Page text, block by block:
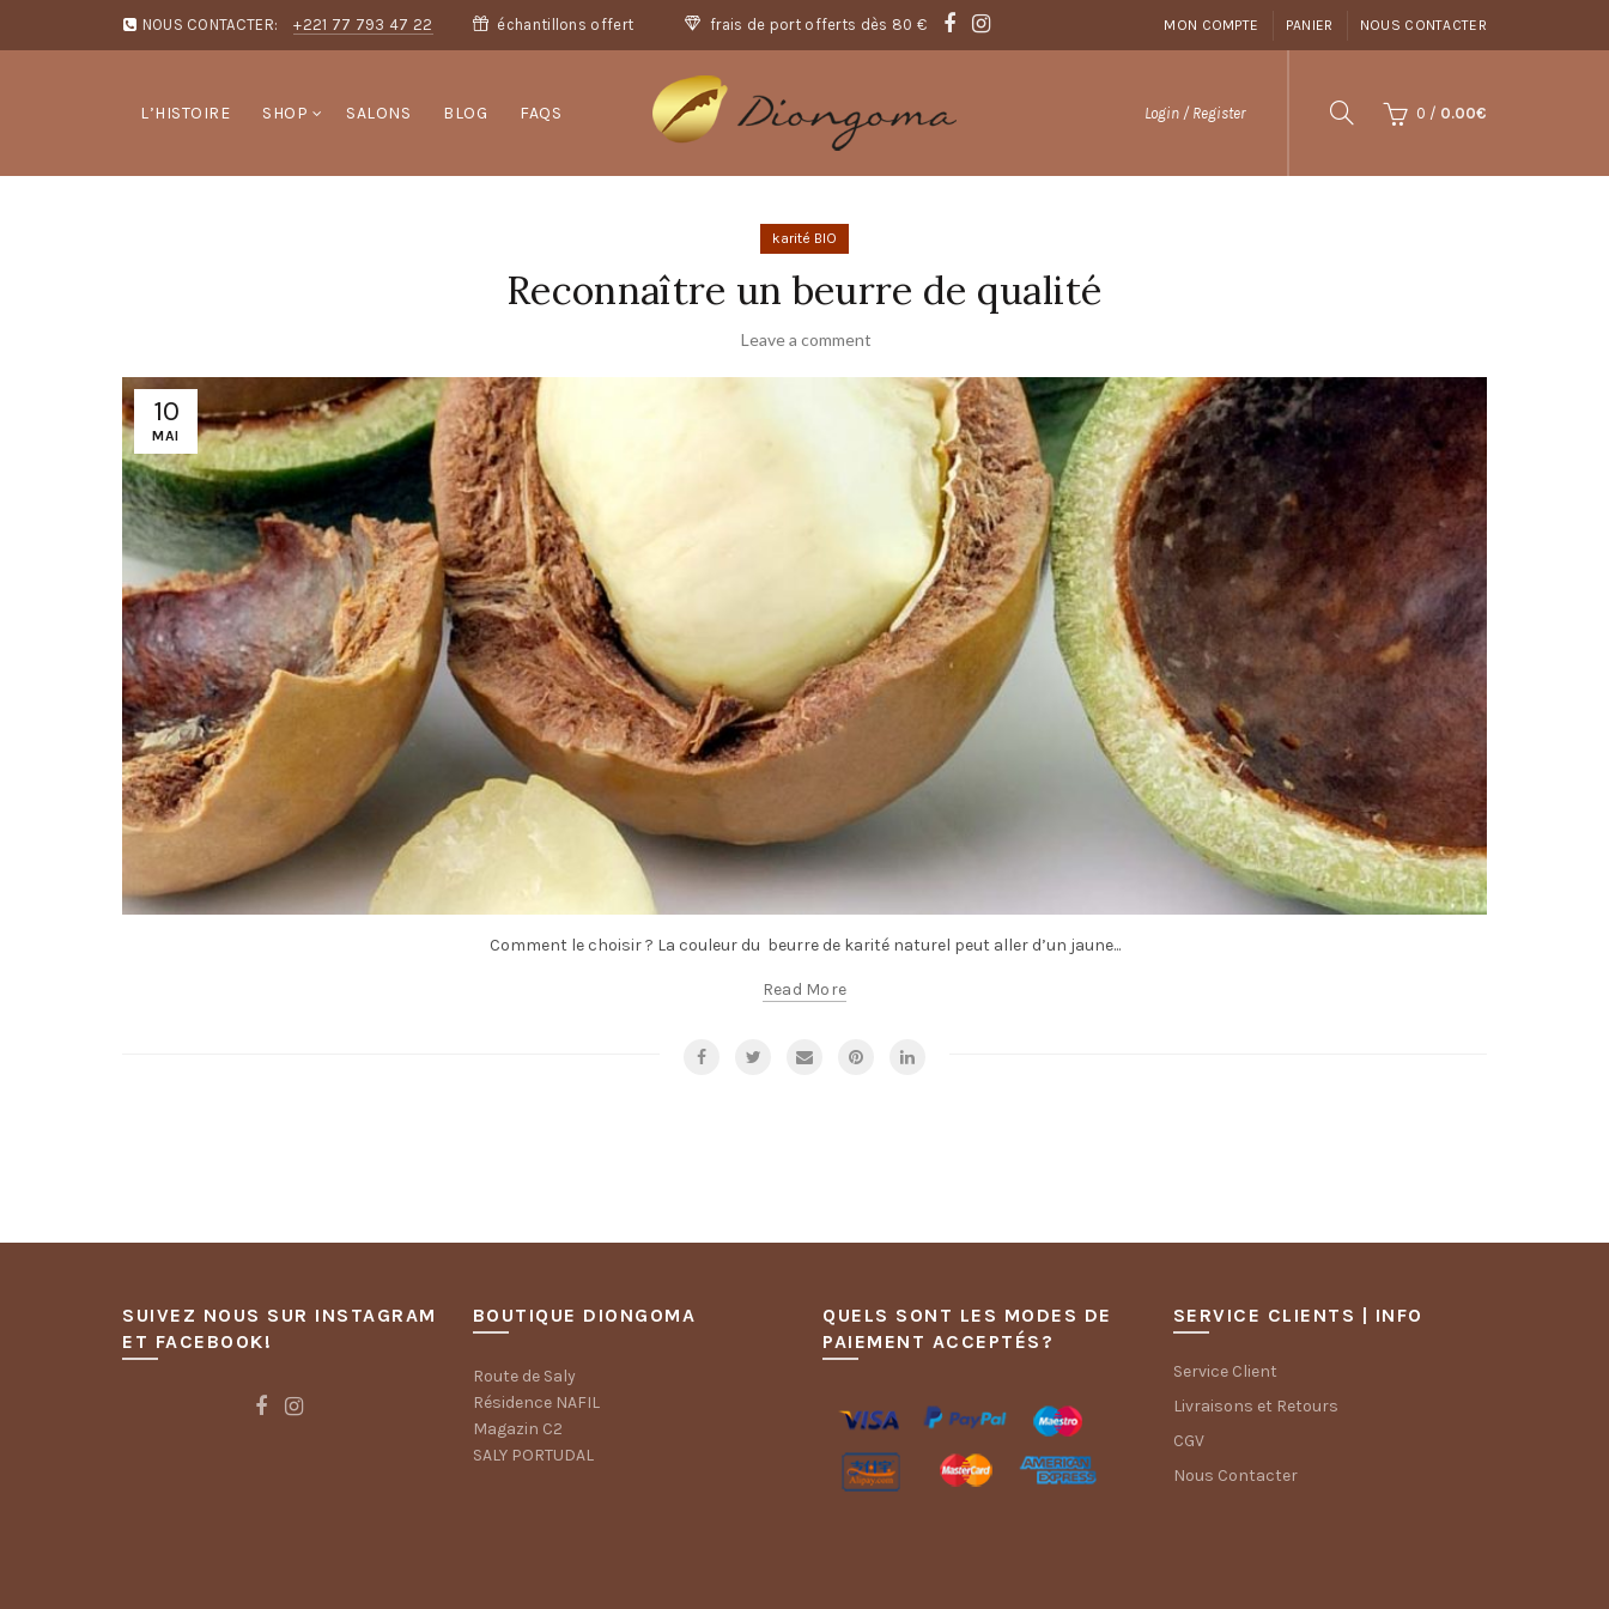
NOUS CONTACTER: +221 77 793 47 22 échantillons offert frais de port offerts dès 80 € MON COMPTE PANIER NOUS CONTACTER
L’HISTOIRE SHOP SALONS BLOG FAQS Login / Register 0 / 0.00€
karité BIO
Reconnaître un beurre de qualité
Leave a comment
10
MAI
Comment le choisir ? La couleur du beurre de karité naturel peut aller d’un jaune...
Read More
SUIVEZ NOUS SUR INSTAGRAM
ET FACEBOOK!
BOUTIQUE DIONGOMA
Route de Saly
Résidence NAFIL
Magazin C2
SALY PORTUDAL
QUELS SONT LES MODES DE
PAIEMENT ACCEPTÉS?
SERVICE CLIENTS | INFO
Service Client
Livraisons et Retours
CGV
Nous Contacter